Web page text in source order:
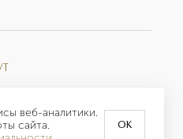
веб-аналитики.
сайта.
OK